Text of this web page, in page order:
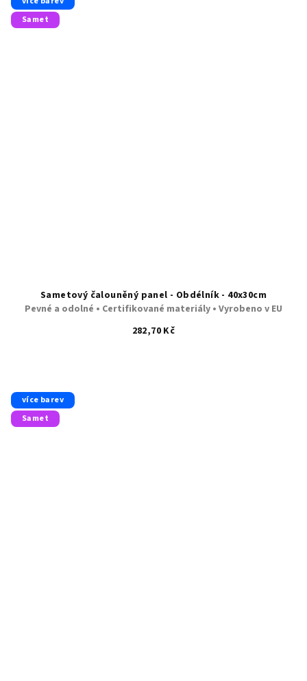
Samet
Sametový čalouněný panel - Obdélník - 40x30cm
Pevné a odolné • Certifikované materiály • Vyrobeno v EU
282,70 Kč
více barev
Samet